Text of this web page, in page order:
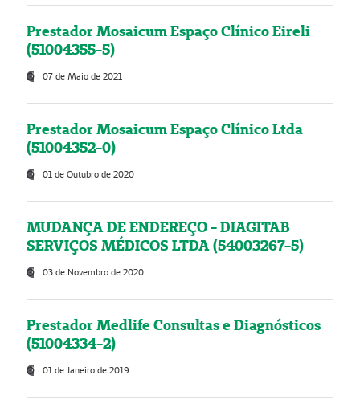
Prestador Mosaicum Espaço Clínico Eireli
(51004355-5)
07 de Maio de 2021
Prestador Mosaicum Espaço Clínico Ltda
(51004352-0)
01 de Outubro de 2020
MUDANÇA DE ENDEREÇO - DIAGITAB
SERVIÇOS MÉDICOS LTDA (54003267-5)
03 de Novembro de 2020
Prestador Medlife Consultas e Diagnósticos
(51004334-2)
01 de Janeiro de 2019